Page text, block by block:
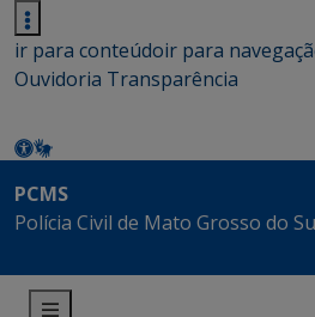
ir para conteúdoir para
Ouvidoria Transparência
PCMS
Polícia Civil de Mato Grosso do